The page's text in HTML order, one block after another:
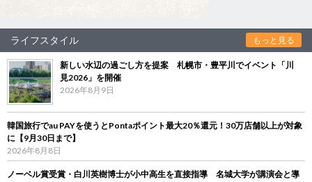
ライフスタイル もっと見る
新しい水辺の過ごし方を提案 札幌市・豊平川でイベント「川
見2026」を開催
2026年8月9日
韓国旅行でau PAYを使うとPontaポイント最大20％還元！30万店舗以上が対象
に【9月30日まで】
2026年8月8日
ノーベル賞受賞・白川英樹博士が小中高生を直接指導 名城大学が講演会と導